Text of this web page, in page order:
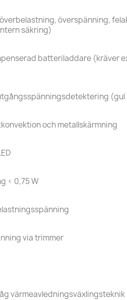
överspänning,
säkring)
batteriladdare (kräver
(gul
och metallskärmning
< 0,75 W
via trimmer
värmeavledningsväxlingsteknik